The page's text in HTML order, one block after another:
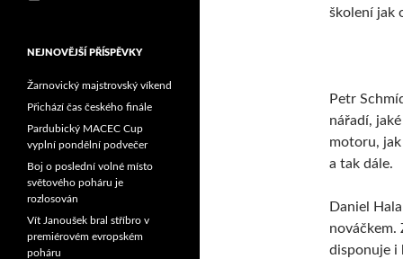
školení jak
Petr
nářadí,
motoru,
a tak dále.
Daniel
nováčkem.
disponuje i
NEJNOVĚJŠÍ PŘÍSPĚVKY
Žarnovický majstrovský víkend
Přichází čas českého finále
Pardubický MACEC Cup
vyplní pondělní podvečer
Boj o poslední volné místo
světového poháru je
rozlosován
Vít Janoušek bral stříbro v
premiérovém evropském
poháru